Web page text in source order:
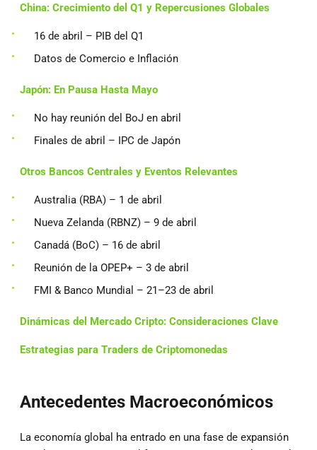
China: Crecimiento del Q1 y Repercusiones Globales
16 de abril – PIB del Q1
Datos de Comercio e Inflación
Japón: En Pausa Hasta Mayo
No hay reunión del BoJ en abril
Finales de abril – IPC de Japón
Otros Bancos Centrales y Eventos Relevantes
Australia (RBA) – 1 de abril
Nueva Zelanda (RBNZ) – 9 de abril
Canadá (BoC) – 16 de abril
Reunión de la OPEP+ – 3 de abril
FMI & Banco Mundial – 21–23 de abril
Dinámicas del Mercado Cripto: Consideraciones Clave
Estrategias para Traders de Criptomonedas
Antecedentes Macroeconómicos
La economía global ha entrado en una fase de expansión